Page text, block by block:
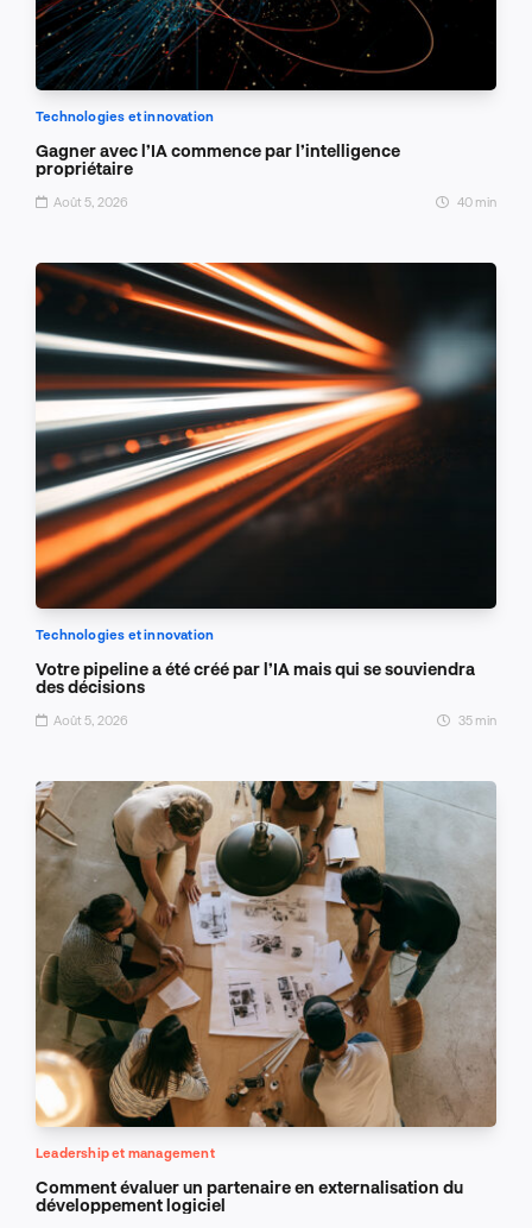
Technologies et innovation
Gagner avec l’IA commence par l’intelligence
propriétaire
Août 5, 2026 40 min
Technologies et innovation
Votre pipeline a été créé par l’IA mais qui se souviendra
des décisions
Août 5, 2026 35 min
Leadership et management
Comment évaluer un partenaire en externalisation du
développement logiciel